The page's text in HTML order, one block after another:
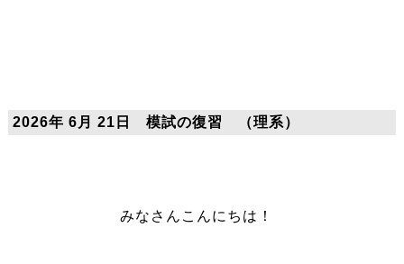
2026年 6月 21日 模試の復習 （理系）
みなさんこんにちは！